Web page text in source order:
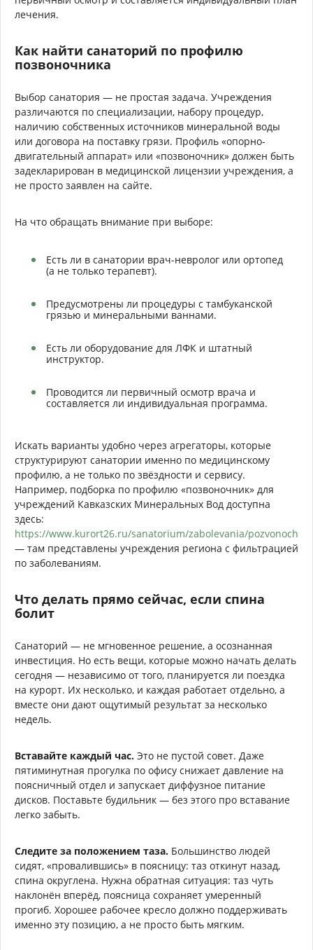
лечения.
Как найти санаторий по профилю
позвоночника
Выбор санатория — не простая задача. Учреждения
различаются по специализации, набору процедур,
наличию собственных источников минеральной воды
или договора на поставку грязи. Профиль «опорно-
двигательный аппарат» или «позвоночник» должен быть
задекларирован в медицинской лицензии учреждения, а
не просто заявлен на сайте.
На что обращать внимание при выборе:
Есть ли в санатории врач-невролог или ортопед
(а не только терапевт).
Предусмотрены ли процедуры с тамбуканской
грязью и минеральными ваннами.
Есть ли оборудование для ЛФК и штатный
инструктор.
Проводится ли первичный осмотр врача и
составляется ли индивидуальная программа.
Искать варианты удобно через агрегаторы, которые
структурируют санатории именно по медицинскому
профилю, а не только по звёздности и сервису.
Например, подборка по профилю «позвоночник» для
учреждений Кавказских Минеральных Вод доступна
здесь:
https://www.kurort26.ru/sanatorium/zabolevania/
— там представлены учреждения региона с фильтрацией
по заболеваниям.
Что делать прямо сейчас, если спина
болит
Санаторий — не мгновенное решение, а осознанная
инвестиция. Но есть вещи, которые можно начать делать
сегодня — независимо от того, планируется ли поездка
на курорт. Их несколько, и каждая работает отдельно, а
вместе они дают ощутимый результат за несколько
недель.
Вставайте каждый час. Это не пустой совет. Даже
пятиминутная прогулка по офису снижает давление на
поясничный отдел и запускает диффузное питание
дисков. Поставьте будильник — без этого про вставание
легко забыть.
Следите за положением таза. Большинство людей
сидят, «провалившись» в поясницу: таз откинут назад,
спина округлена. Нужна обратная ситуация: таз чуть
наклонён вперёд, поясница сохраняет умеренный
прогиб. Хорошее рабочее кресло должно поддерживать
именно эту позицию, а не просто быть мягким.